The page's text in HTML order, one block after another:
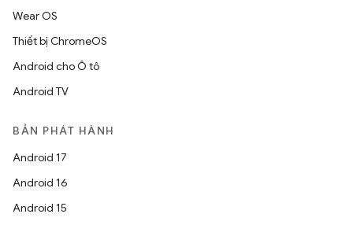
Wear OS
Thiết bị ChromeOS
Android cho Ô tô
Android TV
BẢN PHÁT HÀNH
Android 17
Android 16
Android 15